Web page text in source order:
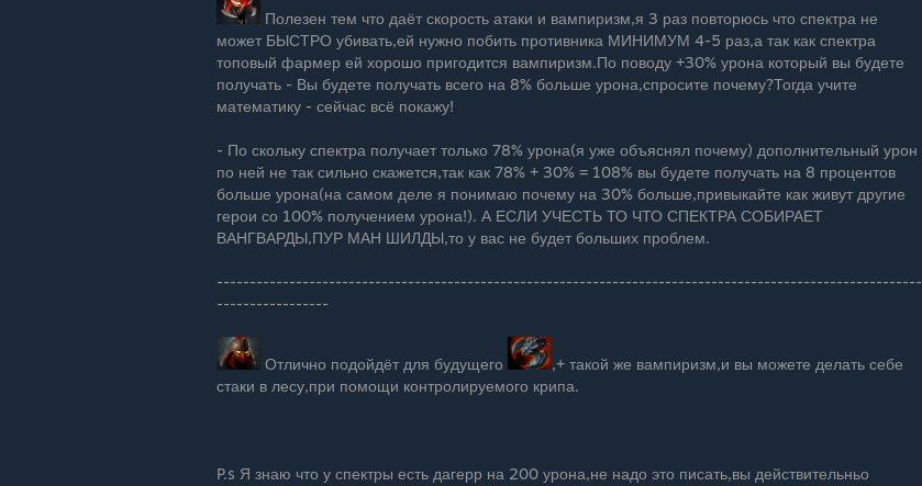
Полезен тем что даёт скорость атаки и вампиризм,я 3 раз повторюсь что спектра не
может БЫСТРО убивать,ей нужно побить противника МИНИМУМ 4-5 раз,а так как спектра
топовый фармер ей хорошо пригодится вампиризм.По поводу +30% урона который вы будете
получать - Вы будете получать всего на 8% больше урона,спросите почему?Тогда учите
математику - сейчас всё покажу!
- По скольку спектра получает только 78% урона(я уже объяснял почему) дополнительный урон
по ней не так сильно скажется,так как 78% + 30% = 108% вы будете получать на 8 процентов
больше урона(на самом деле я понимаю почему на 30% больше,привыкайте как живут другие
герои со 100% получением урона!). А ЕСЛИ УЧЕСТЬ ТО ЧТО СПЕКТРА СОБИРАЕТ
ВАНГВАРДЫ,ПУР МАН ШИЛДЫ,то у вас не будет больших проблем.
-----------------------------------------------------------------------------------------------------------
-----------------
Отлично подойдёт для будущего
,+ такой же вампиризм,и вы можете делать себе
стаки в лесу,при помощи контролируемого крипа.
P.s Я знаю что у спектры есть дагерр на 200 урона,не надо это писать,вы действительньо